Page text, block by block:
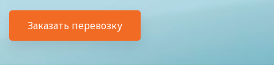
Заказать перевозку